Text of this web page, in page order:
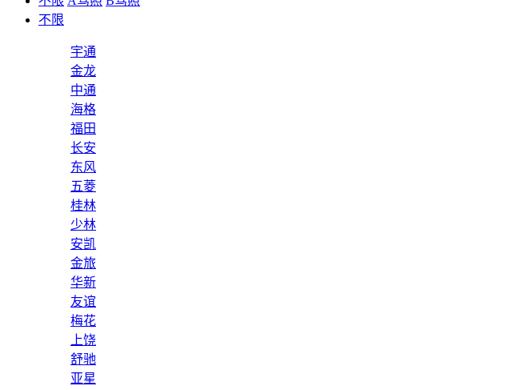
不限
宇通
金龙
中通
海格
福田
长安
东风
五菱
桂林
少林
安凯
金旅
华新
友谊
梅花
上饶
舒驰
亚星